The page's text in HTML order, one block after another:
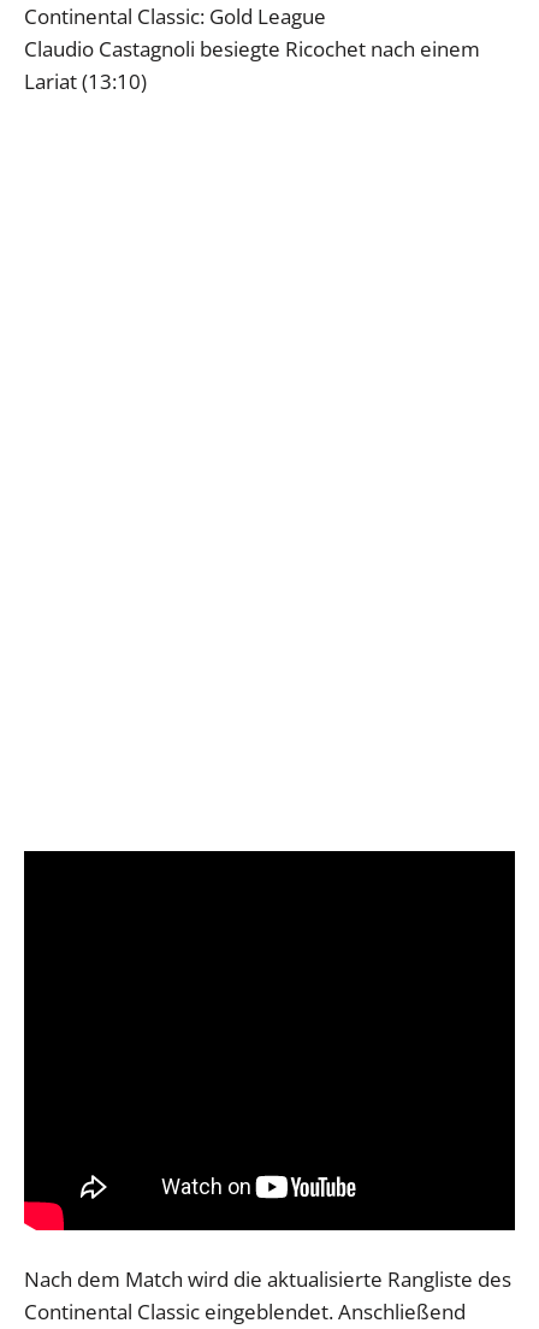
Continental Classic: Gold League
Claudio Castagnoli besiegte Ricochet nach einem
Lariat (13:10)
Nach dem Match wird die aktualisierte Rangliste des
Continental Classic eingeblendet. Anschließend